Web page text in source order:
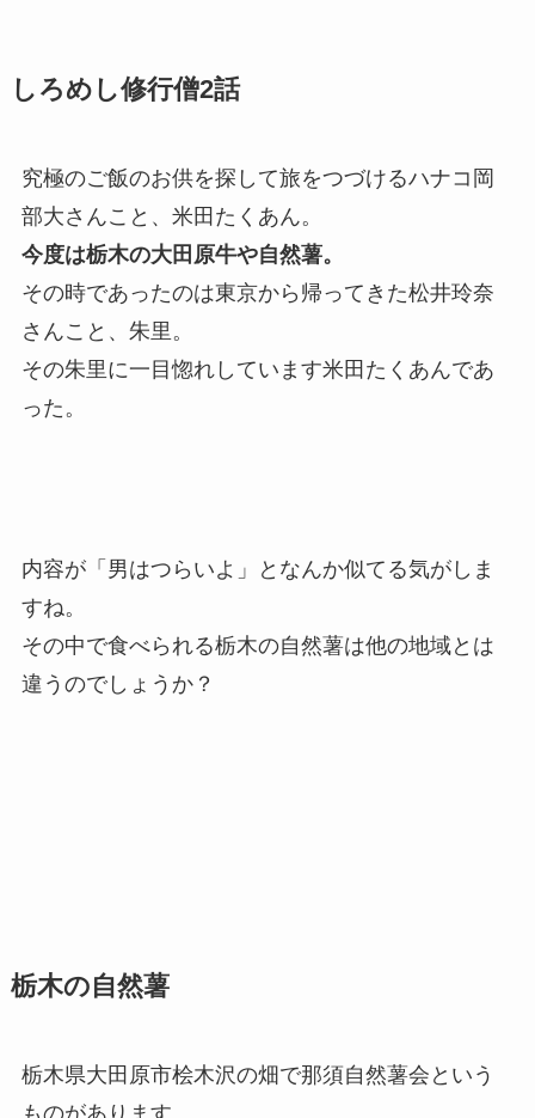
しろめし修行僧2話
究極のご飯のお供を探して旅をつづけるハナコ岡
部大さんこと、米田たくあん。
今度は栃木の大田原牛や自然薯。
その時であったのは東京から帰ってきた松井玲奈
さんこと、朱里。
その朱里に一目惚れしています米田たくあんであ
った。
内容が「男はつらいよ」となんか似てる気がしま
すね。
その中で食べられる栃木の自然薯は他の地域とは
違うのでしょうか？
栃木の自然薯
栃木県大田原市桧木沢の畑で那須自然薯会という
ものがあります。